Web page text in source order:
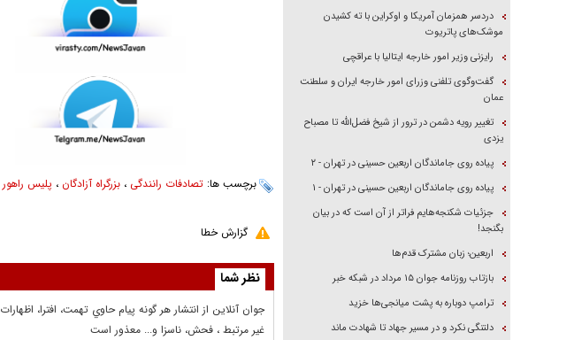
برچسب ها: تصادفات رانندگی ، بزرگراه آزادگان ، پلیس راهور
گزارش خطا
نظر شما
جوان آنلاين از انتشار هر گونه پيام حاوي تهمت، افترا، اظهارات
غير مرتبط ، فحش، ناسزا و... معذور است
دردسر همزمان آمریکا و اوکراین با ته کشیدن
موشک‌های پاتریوت
رایزنی وزیر امور خارجه ایتالیا با عراقچی
گفت‌وگوی تلفنی وزرای امور خارجه ایران و سلطنت
عمان
تغییر رویه دشمن در ترور از شیخ فضل‌الله تا مصباح
یزدی
پیاده روی جاماندگان اربعین حسینی در تهران - ۲
پیاده روی جاماندگان اربعین حسینی در تهران - ۱
جزئیات شکنجه‌هایم فراتر از آن است که در بیان
بگنجد!
اربعین؛ زبان مشترک قدم‌ها
بازتاب روزنامه جوان ۱۵ مرداد در شبکه خبر
ترامپ دوباره به پشت میانجی‌ها خزید
دلتنگی نکرد و در مسیر جهاد تا شهادت ماند